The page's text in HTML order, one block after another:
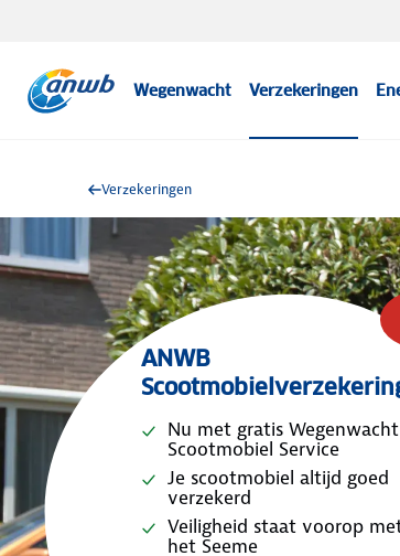
Wegenwacht Verzekeringen
Verzekeringen
ANWB
Nu met gratis Wegenwacht
Scootmobiel Service
Je scootmobiel altijd goed
verzekerd
Veiligheid staat voorop
het Seeme